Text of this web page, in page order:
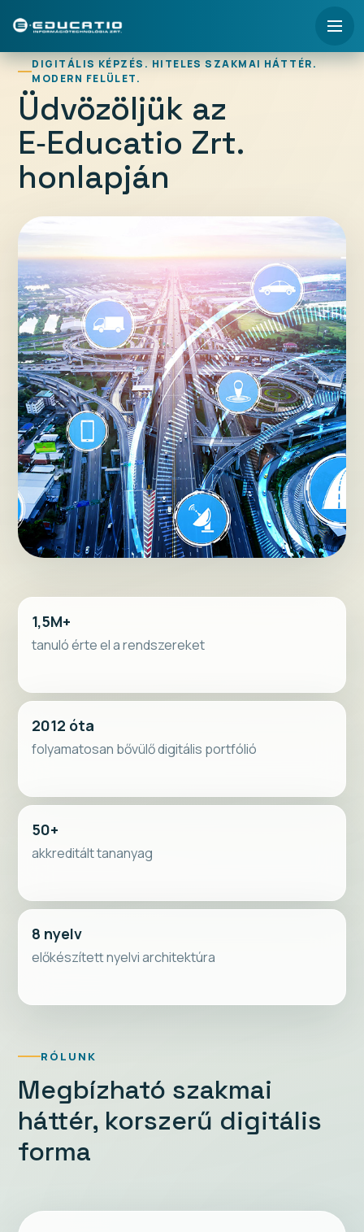
DIGITÁLIS KÉPZÉS. HITELES SZAKMAI HÁTTÉR.
MODERN FELÜLET.
Üdvözöljük az
E‑Educatio Zrt.
honlapján
1,5M+
tanuló érte el a rendszereket
2012 óta
folyamatosan bővülő digitális portfólió
50+
akkreditált tananyag
8 nyelv
előkészített nyelvi architektúra
RÓLUNK
Megbízható szakmai
háttér, korszerű digitális
forma